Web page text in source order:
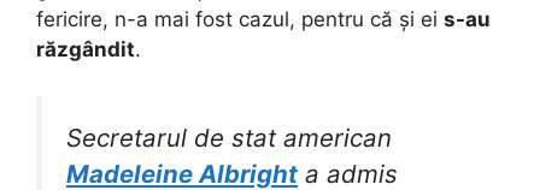
fericire, n-a mai fost cazul, pentru că și ei s-au
răzgândit.
Secretarul de stat american
Madeleine Albright a admis